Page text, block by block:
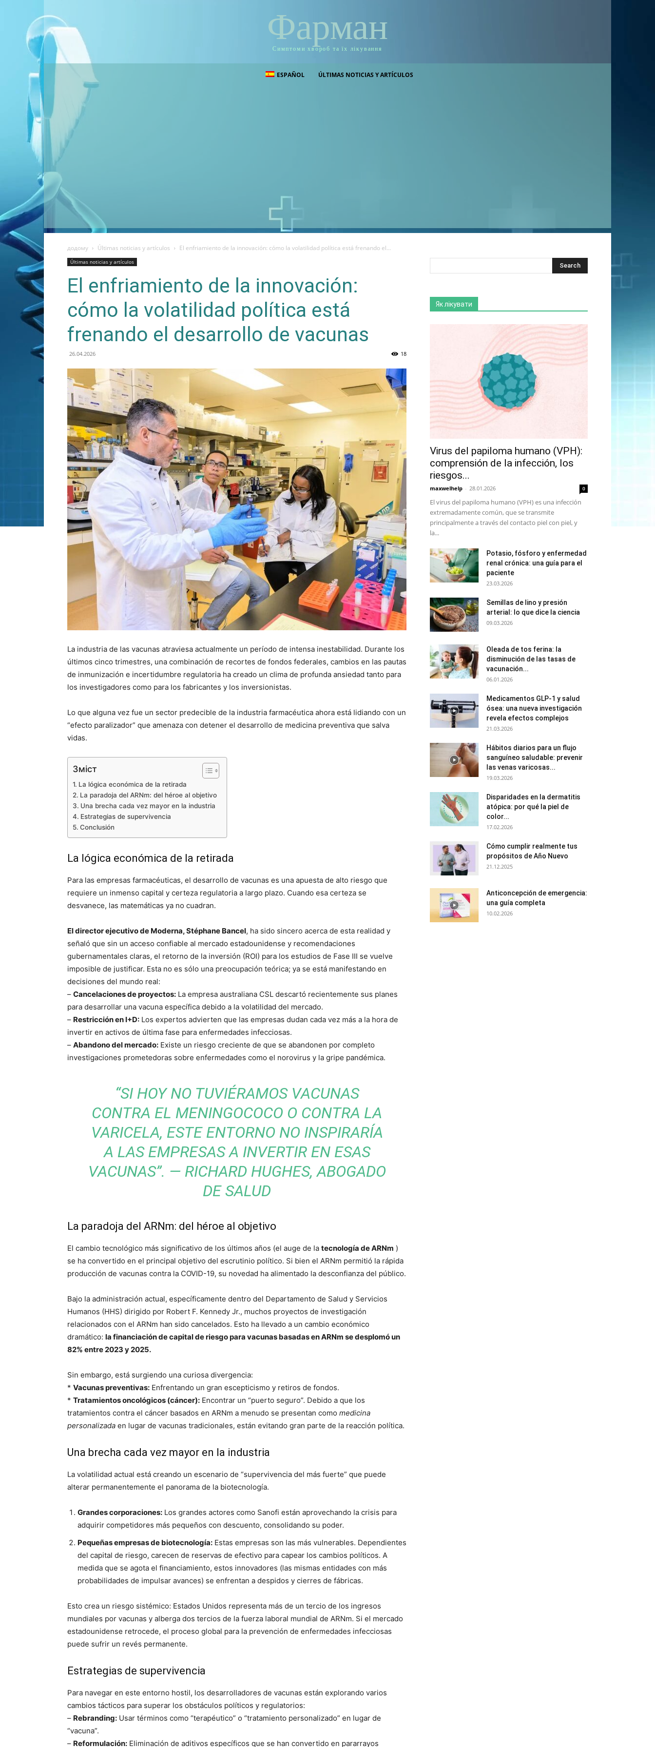
Фарман
Симптоми хвороб та їх лікування
ESPAÑOL ÚLTIMAS NOTICIAS Y ARTÍCULOS
додому Últimas noticias y artículos El enfriamiento de la innovación: cómo la volatilidad política está frenando el...
Últimas noticias y artículos
El enfriamiento de la innovación:
cómo la volatilidad política está
frenando el desarrollo de vacunas
26.04.2026 18
La industria de las vacunas atraviesa actualmente un período de intensa inestabilidad. Durante los
últimos cinco trimestres, una combinación de recortes de fondos federales, cambios en las pautas
de inmunización e incertidumbre regulatoria ha creado un clima de profunda ansiedad tanto para
los investigadores como para los fabricantes y los inversionistas.
Lo que alguna vez fue un sector predecible de la industria farmacéutica ahora está lidiando con un
“efecto paralizador” que amenaza con detener el desarrollo de medicina preventiva que salva
vidas.
Зміст
La lógica económica de la retirada
La paradoja del ARNm: del héroe al objetivo
Una brecha cada vez mayor en la industria
Estrategias de supervivencia
Conclusión
La lógica económica de la retirada
Para las empresas farmacéuticas, el desarrollo de vacunas es una apuesta de alto riesgo que
requiere un inmenso capital y certeza regulatoria a largo plazo. Cuando esa certeza se
desvanece, las matemáticas ya no cuadran.
El director ejecutivo de Moderna, Stéphane Bancel, ha sido sincero acerca de esta realidad y
señaló que sin un acceso confiable al mercado estadounidense y recomendaciones
gubernamentales claras, el retorno de la inversión (ROI) para los estudios de Fase III se vuelve
imposible de justificar. Esta no es sólo una preocupación teórica; ya se está manifestando en
decisiones del mundo real:
– Cancelaciones de proyectos: La empresa australiana CSL descartó recientemente sus planes
para desarrollar una vacuna específica debido a la volatilidad del mercado.
– Restricción en I+D: Los expertos advierten que las empresas dudan cada vez más a la hora de
invertir en activos de última fase para enfermedades infecciosas.
– Abandono del mercado: Existe un riesgo creciente de que se abandonen por completo
investigaciones prometedoras sobre enfermedades como el norovirus y la gripe pandémica.
“SI HOY NO TUVIÉRAMOS VACUNAS
CONTRA EL MENINGOCOCO O CONTRA LA
VARICELA, ESTE ENTORNO NO INSPIRARÍA
A LAS EMPRESAS A INVERTIR EN ESAS
VACUNAS”. — RICHARD HUGHES, ABOGADO
DE SALUD
La paradoja del ARNm: del héroe al objetivo
El cambio tecnológico más significativo de los últimos años (el auge de la tecnología de ARNm )
se ha convertido en el principal objetivo del escrutinio político. Si bien el ARNm permitió la rápida
producción de vacunas contra la COVID-19, su novedad ha alimentado la desconfianza del público.
Bajo la administración actual, específicamente dentro del Departamento de Salud y Servicios
Humanos (HHS) dirigido por Robert F. Kennedy Jr., muchos proyectos de investigación
relacionados con el ARNm han sido cancelados. Esto ha llevado a un cambio económico
dramático: la financiación de capital de riesgo para vacunas basadas en ARNm se desplomó un
82% entre 2023 y 2025.
Sin embargo, está surgiendo una curiosa divergencia:
* Vacunas preventivas: Enfrentando un gran escepticismo y retiros de fondos.
* Tratamientos oncológicos (cáncer): Encontrar un “puerto seguro”. Debido a que los
tratamientos contra el cáncer basados ​​en ARNm a menudo se presentan como medicina
personalizada en lugar de vacunas tradicionales, están evitando gran parte de la reacción política.
Una brecha cada vez mayor en la industria
La volatilidad actual está creando un escenario de “supervivencia del más fuerte” que puede
alterar permanentemente el panorama de la biotecnología.
Grandes corporaciones: Los grandes actores como Sanofi están aprovechando la crisis para
adquirir competidores más pequeños con descuento, consolidando su poder.
Pequeñas empresas de biotecnología: Estas empresas son las más vulnerables. Dependientes
del capital de riesgo, carecen de reservas de efectivo para capear los cambios políticos. A
medida que se agota el financiamiento, estos innovadores (las mismas entidades con más
probabilidades de impulsar avances) se enfrentan a despidos y cierres de fábricas.
Esto crea un riesgo sistémico: Estados Unidos representa más de un tercio de los ingresos
mundiales por vacunas y alberga dos tercios de la fuerza laboral mundial de ARNm. Si el mercado
estadounidense retrocede, el proceso global para la prevención de enfermedades infecciosas
puede sufrir un revés permanente.
Estrategias de supervivencia
Para navegar en este entorno hostil, los desarrolladores de vacunas están explorando varios
cambios tácticos para superar los obstáculos políticos y regulatorios:
– Rebranding: Usar términos como “terapéutico” o “tratamiento personalizado” en lugar de
“vacuna”.
– Reformulación: Eliminación de aditivos específicos que se han convertido en pararrayos
Як лікувати
Virus del papiloma humano (VPH):
comprensión de la infección, los
riesgos...
maxwelhelp - 28.01.2026 0
El virus del papiloma humano (VPH) es una infección
extremadamente común, que se transmite
principalmente a través del contacto piel con piel, y
la...
Potasio, fósforo y enfermedad
renal crónica: una guía para el
paciente
23.03.2026
Semillas de lino y presión
arterial: lo que dice la ciencia
09.03.2026
Oleada de tos ferina: la
disminución de las tasas de
vacunación...
06.01.2026
Medicamentos GLP-1 y salud
ósea: una nueva investigación
revela efectos complejos
21.03.2026
Hábitos diarios para un flujo
sanguíneo saludable: prevenir
las venas varicosas...
19.03.2026
Disparidades en la dermatitis
atópica: por qué la piel de
color...
17.02.2026
Cómo cumplir realmente tus
propósitos de Año Nuevo
21.12.2025
Anticoncepción de emergencia:
una guía completa
10.02.2026